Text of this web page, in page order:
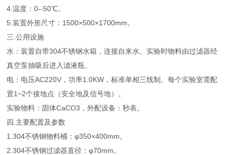
4.温度：0--50℃。
5.装置外形尺寸：1500×500×1700mm。
三.公用设施
水：装置自带304不锈钢水箱，连接自来水。实验时物料由过滤器经
真空泵抽吸后进入滤液瓶。
电：电压AC220V，功率1.0KW，标准单相三线制。每个实验室需配
置1~2个接地点（安全地及信号地）。
实验物料：固体CaCO3，外配设备：秒表。
四.主要配置及参数
1.304不锈钢物料桶：φ350×400mm。
2.304不锈钢过滤器直径：φ70mm。